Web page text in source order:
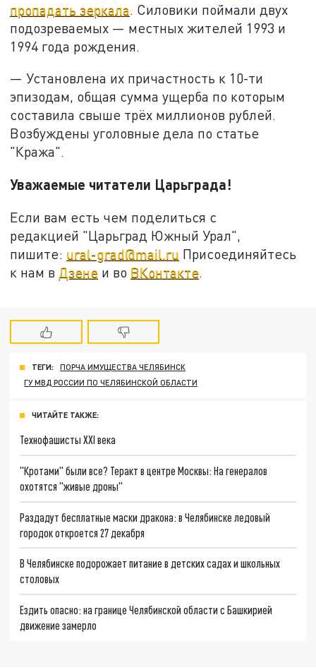
пропадать зеркала. Силовики поймали двух
подозреваемых — местных жителей 1993 и
1994 года рождения.
— Установлена их причастность к 10-ти
эпизодам, общая сумма ущерба по которым
составила свыше трёх миллионов рублей.
Возбуждены уголовные дела по статье
"Кража".
Уважаемые читатели Царьграда!
Если вам есть чем поделиться с
редакцией "Царьград Южный Урал",
пишите: ural-grad@mail.ru Присоединяйтесь
к нам в Дзене и во ВКонтакте.
ТЕГИ:
ПОРЧА ИМУЩЕСТВА ЧЕЛЯБИНСК
ГУ МВД РОССИИ ПО ЧЕЛЯБИНСКОЙ ОБЛАСТИ
ЧИТАЙТЕ ТАКЖЕ:
Технофашисты XXI века
"Кротами" были все? Теракт в центре Москвы: На генералов
охотятся "живые дроны"
Раздадут бесплатные маски дракона: в Челябинске ледовый
городок откроется 27 декабря
В Челябинске подорожает питание в детских садах и школьных
столовых
Ездить опасно: на границе Челябинской области с Башкирией
движение замерло